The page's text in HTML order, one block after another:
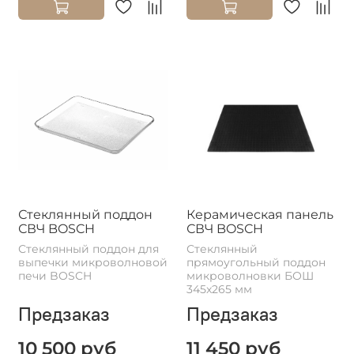
Стеклянный поддон
СВЧ BOSCH
Стеклянный поддон для
выпечки микроволновой
печи BOSCH
Предзаказ
10 500 руб
Керамическая панель
СВЧ BOSCH
Стеклянный
прямоугольный поддон
микроволновки БОШ
345x265 мм
Предзаказ
11 450 руб